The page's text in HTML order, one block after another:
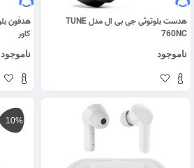
هدست بلوتوثی جی بی ال مدل TUNE
760NC
ناموجود
کاور
ناموجود
10%